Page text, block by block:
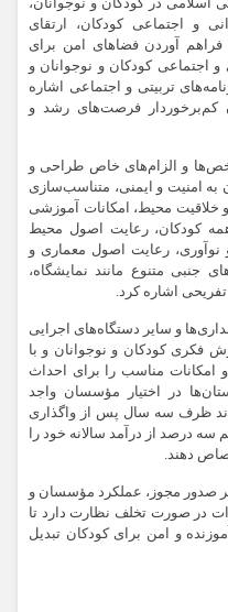
اسلامی در کودکان و نوجوانان،
و اجتماعی کودکان، ارتقای
آوردن فضاهای امن برای
اجتماعی کودکان و نوجوانان و
تربیتی و اجتماعی اشاره
کم‌برخوردار فرصت‌های رشد و
و الزام‌های خاص طراحی و
به امنیت و ایمنی، متناسب‌سازی
خلاقیت محیط، امکانات آموزشی
کودکان، رعایت اصول محیط
نوآوری، رعایت اصول معماری و
جنبی متنوع مانند نمایشگاه،
تفریحی اشاره کرد.
و سایر دستگاه‌های اجرایی
فکری کودکان و نوجوانان و با
امکانات مناسب را برای احداث
در اختیار مؤسسان واجد
ظرف سه سال پس از واگذاری
درصد از درآمد سالانه خود را
دهند.
صدور مجوز، عملکرد مؤسسان و
در صورت تخلف نظارت دارد تا
و امن برای کودکان تبدیل